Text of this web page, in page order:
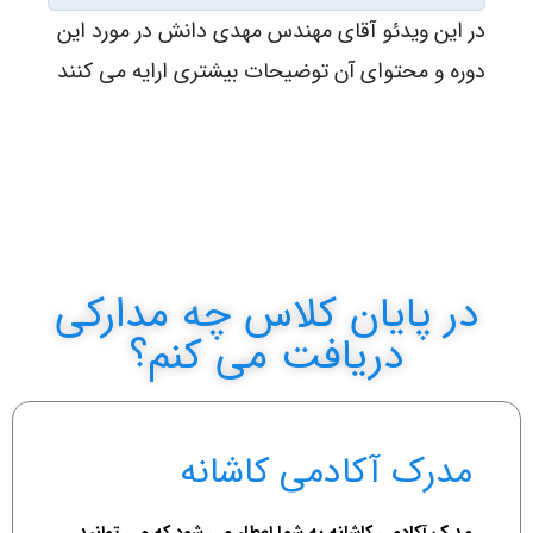
در این ویدئو آقای مهندس مهدی دانش در مورد این
دوره و محتوای آن توضیحات بیشتری ارایه می کنند
در پایان کلاس چه مدارکی
دریافت می کنم؟
مدرک آکادمی کاشانه